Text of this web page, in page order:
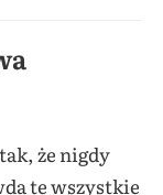
że nigdy
te wszystkie